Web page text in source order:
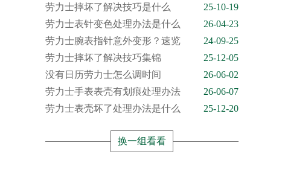
劳力士摔坏了解决技巧是什么
25-10-19
劳力士表针变色处理办法是什么
26-04-23
劳力士腕表指针意外变形？速览
24-09-25
劳力士摔坏了解决技巧集锦
25-12-05
没有日历劳力士怎么调时间
26-06-02
劳力士手表表壳有划痕处理办法
26-06-07
劳力士表壳坏了处理办法是什么
25-12-20
换一组看看